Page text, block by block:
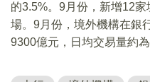
的3.5%。9月份，新增12
場。9月份，境外機構在銀
9300億元，日均交易量約為